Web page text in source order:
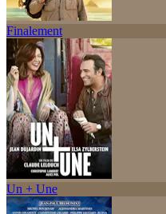
Finalement
Un + Une